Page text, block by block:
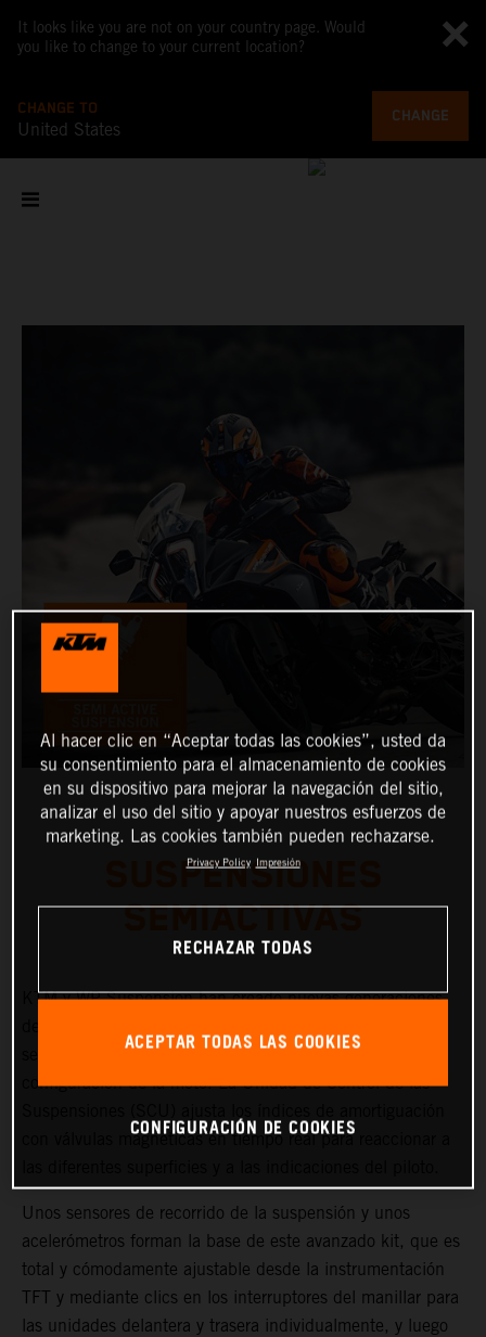
It looks like you are not on your country page. Would
you like to change to your current location?
CHANGE TO
United States
CHANGE
SUSPENSIONES
SEMIACTIVAS
KTM y WP Suspension han creado nuevas generaciones
sensibilidad, tacto de pilotaje y posibilidades de
configuración de la moto. La Unidad de Control de las
con válvulas magnéticas en tiempo real para reaccionar a
Unos sensores de recorrido de la suspensión y unos
acelerómetros forman la base de este avanzado kit, que es
total y cómodamente ajustable desde la instrumentación
TFT y mediante clics en los interruptores del manillar para
las unidades delantera y trasera individualmente, y luego
Al hacer clic en “Aceptar todas las cookies”, usted da
su consentimiento para el almacenamiento de cookies
en su dispositivo para mejorar la navegación del sitio,
analizar el uso del sitio y apoyar nuestros esfuerzos de
marketing. Las cookies también pueden rechazarse.
Privacy Policy Impresión
RECHAZAR TODAS
ACEPTAR TODAS LAS COOKIES
CONFIGURACIÓN DE COOKIES